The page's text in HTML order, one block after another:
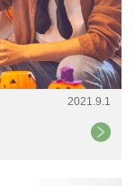
2021.9.1